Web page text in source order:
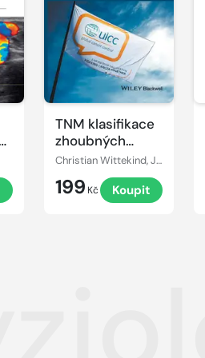
TNM klasifikace
zhoubných
novotvarů
Christian Wittekind, James D. Brierley, Mary K. Gospodarowicz
199 Kč Koupit